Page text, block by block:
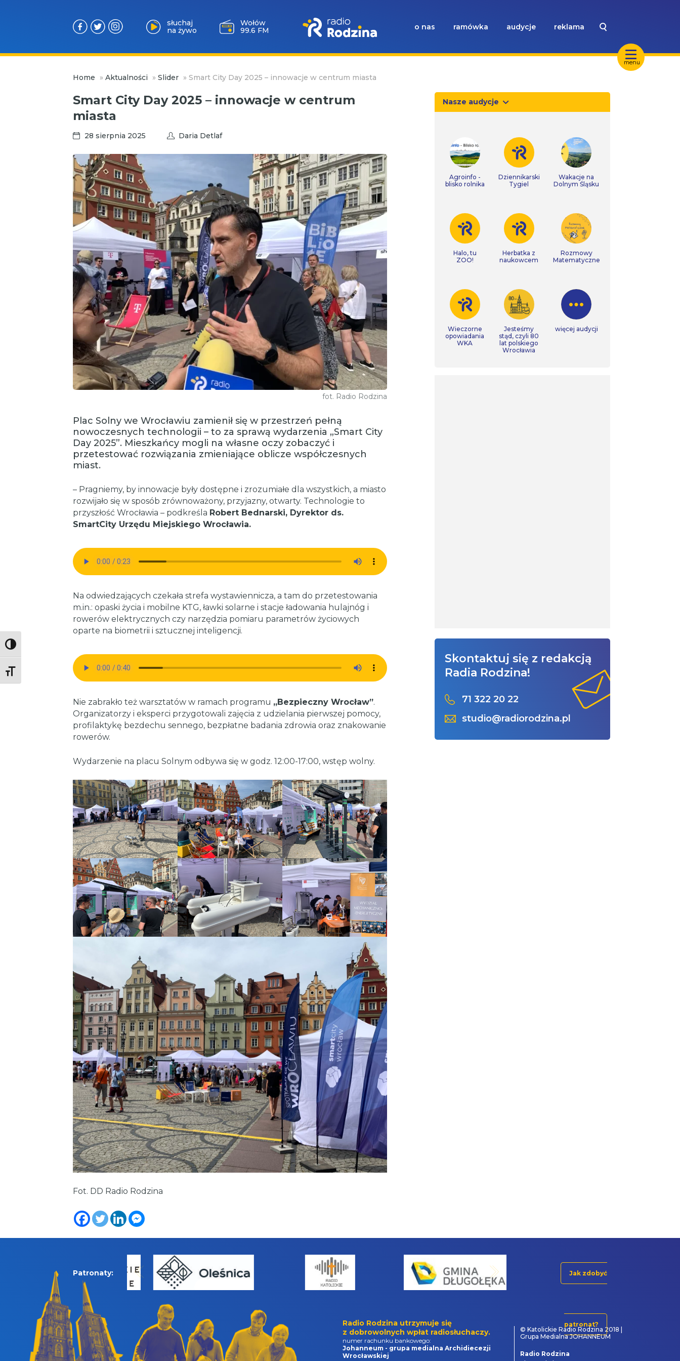
Toggle High Contrast
Toggle Font size
menu
słuchaj
na żywo
Wołów
99.6 FM
o nas ramówka audycje reklama
Home » Aktualności » Slider » Smart City Day 2025 – innowacje w centrum miasta
Smart City Day 2025 – innowacje w centrum
miasta
28 sierpnia 2025 Daria Detlaf
fot. Radio Rodzina
Plac Solny we Wrocławiu zamienił się w przestrzeń pełną
nowoczesnych technologii – to za sprawą wydarzenia „Smart City
Day 2025”. Mieszkańcy mogli na własne oczy zobaczyć i
przetestować rozwiązania zmieniające oblicze współczesnych
miast.
– Pragniemy, by innowacje były dostępne i zrozumiałe dla wszystkich, a miasto
rozwijało się w sposób zrównoważony, przyjazny, otwarty. Technologie to
przyszłość Wrocławia – podkreśla Robert Bednarski, Dyrektor ds.
SmartCity Urzędu Miejskiego Wrocławia.
Na odwiedzających czekała strefa wystawiennicza, a tam do przetestowania
m.in.: opaski życia i mobilne KTG, ławki solarne i stacje ładowania hulajnóg i
rowerów elektrycznych czy narzędzia pomiaru parametrów życiowych
oparte na biometrii i sztucznej inteligencji.
Nie zabrakło też warsztatów w ramach programu „Bezpieczny Wrocław”.
Organizatorzy i eksperci przygotowali zajęcia z udzielania pierwszej pomocy,
profilaktykę bezdechu sennego, bezpłatne badania zdrowia oraz znakowanie
rowerów.
Wydarzenie na placu Solnym odbywa się w godz. 12:00-17:00, wstęp wolny.
Fot. DD Radio Rodzina
Nasze audycje
Agroinfo -
blisko rolnika
Dziennikarski
Tygiel
Wakacje na
Dolnym Śląsku
Halo, tu
ZOO!
Herbatka z
naukowcem
Rozmowy
Matematyczne
Wieczorne
opowiadania
WKA
Jesteśmy
stąd, czyli 80
lat polskiego
Wrocławia
więcej audycji
Skontaktuj się z redakcją
Radia Rodzina!
71 322 20 22
studio@radiorodzina.pl
Patronaty: Jak zdobyć
patronat?
Radio Rodzina utrzymuje się
z dobrowolnych wpłat radiosłuchaczy.
numer rachunku bankowego:
Johanneum - grupa medialna Archidiecezji
Wrocławskiej
© Katolickie Radio Rodzina 2018 |
Grupa Medialna JOHANNEUM
Radio Rodzina